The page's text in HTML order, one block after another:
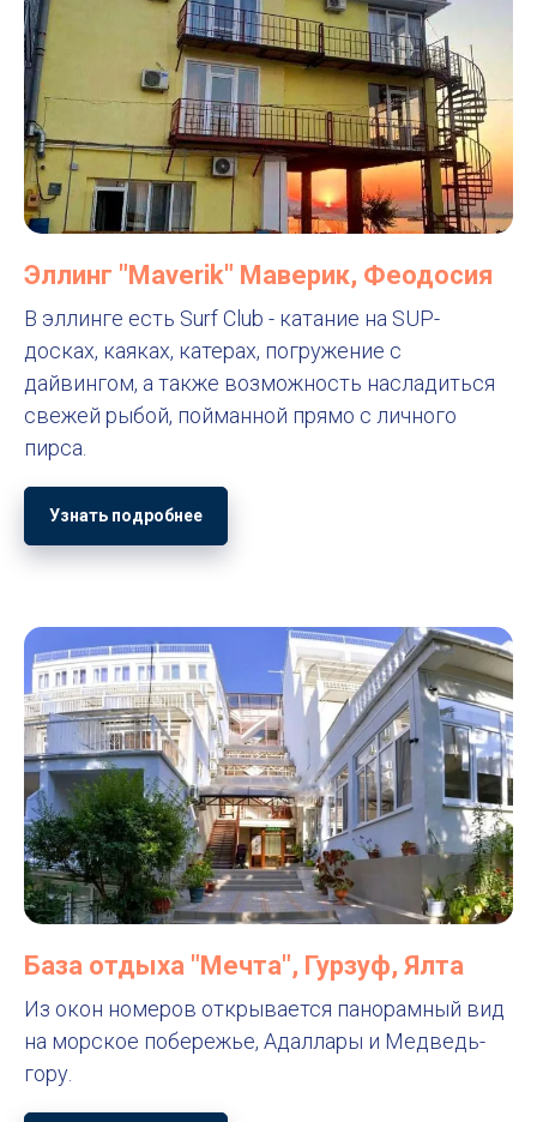
Эллинг "Maverik" Маверик, Феодосия
В эллинге есть Surf Club - катание на SUP-
досках, каяках, катерах, погружение с
дайвингом, а также возможность насладиться
свежей рыбой, пойманной прямо с личного
пирса.
Узнать подробнее
База отдыха "Мечта", Гурзуф, Ялта
Из окон номеров открывается панорамный вид
на морское побережье, Адаллары и Медведь-
гору.